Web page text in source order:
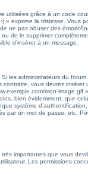
utilisées grâce à un code
» exprime la tristesse. Vous
ne pas abuser des
de le supprimer
d’insérer à un message.
les administrateurs du
vous devrez
mon-
bien évidemment, que
système
par un mot de passe, etc.
importantes que vous
Les permissions